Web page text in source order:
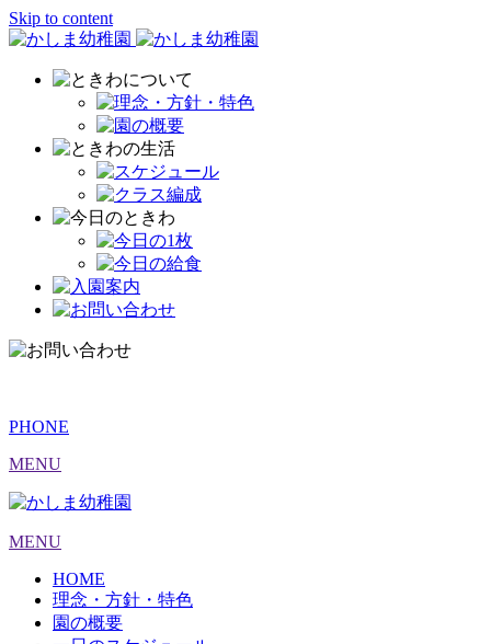
Skip to content
PHONE
MENU
MENU
HOME
理念・方針・特色
園の概要